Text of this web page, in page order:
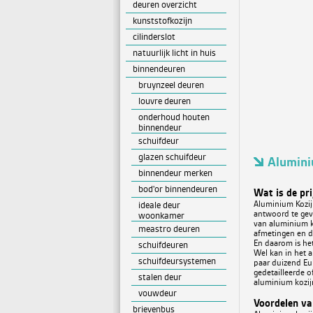
Wat is de
Aluminium
antwoord te
van aluminium
afmetingen en
En daarom is
Wel kan in het
paar duizend
gedetailleerde
aluminium
Voordelen
deuren overzicht
kunststofkozijn
cilinderslot
natuurlijk licht in huis
binnendeuren
bruynzeel deuren
louvre deuren
onderhoud houten
binnendeur
schuifdeur
glazen schuifdeur
binnendeur merken
bod'or binnendeuren
ideale deur
woonkamer
meastro deuren
schuifdeuren
schuifdeursystemen
stalen deur
vouwdeur
brievenbus